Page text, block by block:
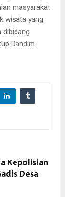
masyarakat
wisata yang
dibidang
Dandim
Kepolisian
Desa